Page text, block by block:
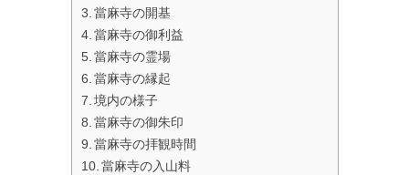
當麻寺の開基
當麻寺の御利益
當麻寺の霊場
當麻寺の縁起
境内の様子
當麻寺の御朱印
當麻寺の拝観時間
當麻寺の入山料